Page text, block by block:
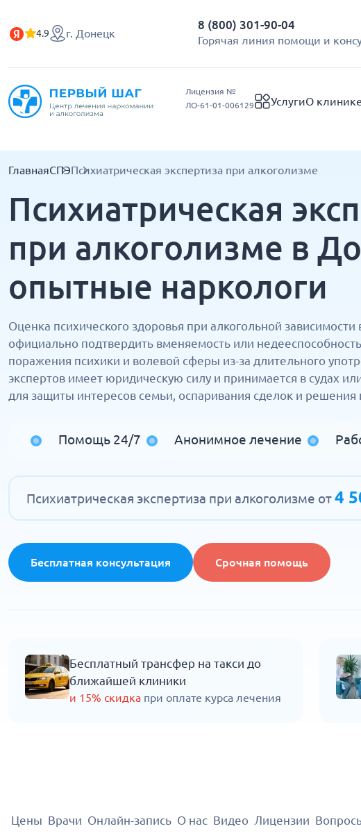
4.9 г. Донецк
8 (800) 301-90-04
Горячая линия помощи и
Лицензия №
ЛО-61-01-006129
УслугиО клинике
ГлавнаяСПЭПсихиатрическая экспертиза при алкоголизме
Психиатрическая
при алкоголизме в
опытные наркологи
Оценка психического здоровья при алкогольной
официально подтвердить вменяемость или
поражения психики и волевой сферы из-за длительного
экспертов имеет юридическую силу и принимается в судах
для защиты интересов семьи, оспаривания сделок и решения
Помощь 24/7 Анонимное лечение
Психиатрическая экспертиза при алкоголизме от4
Бесплатная консультация Срочная помощь
Бесплатный трансфер на такси до
ближайшей клиники
и 15% скидка при оплате курса лечения
Цены Врачи Онлайн-запись О нас Видео Лицензии